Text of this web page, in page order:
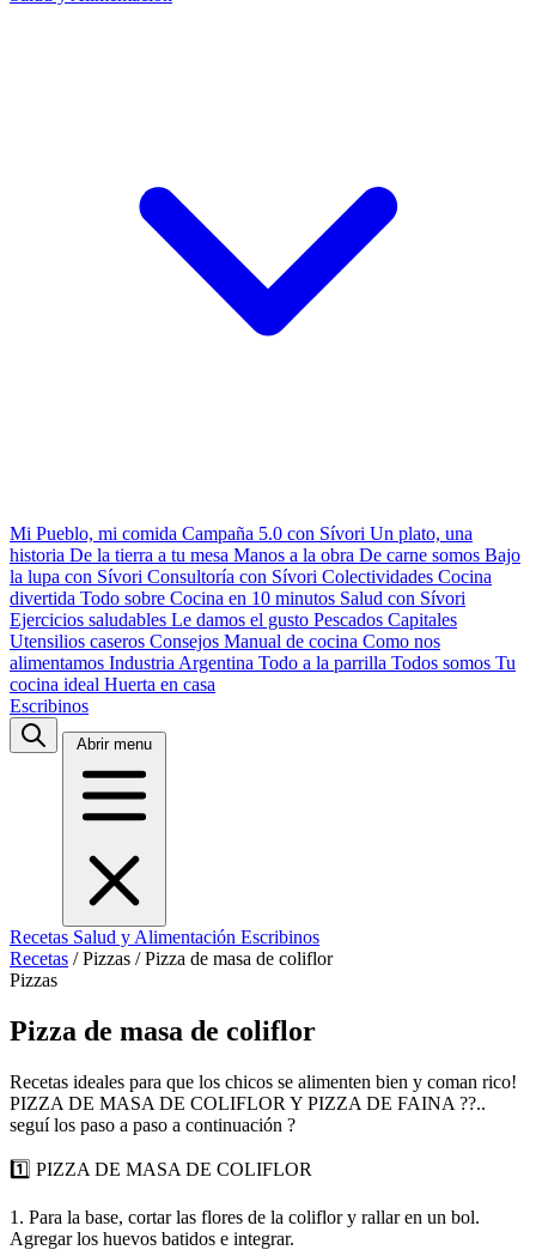
Mi Pueblo, mi comida Campaña 5.0 con Sívori Un plato, una
historia De la tierra a tu mesa Manos a la obra De carne somos Bajo
la lupa con Sívori Consultoría con Sívori Colectividades Cocina
divertida Todo sobre Cocina en 10 minutos Salud con Sívori
Ejercicios saludables Le damos el gusto Pescados Capitales
Utensilios caseros Consejos Manual de cocina Como nos
alimentamos Industria Argentina Todo a la parrilla Todos somos Tu
cocina ideal Huerta en casa
Escribinos
Abrir menu
Recetas Salud y Alimentación Escribinos
Recetas / Pizzas / Pizza de masa de coliflor
Pizzas
Pizza de masa de coliflor
Recetas ideales para que los chicos se alimenten bien y coman rico!
PIZZA DE MASA DE COLIFLOR Y PIZZA DE FAINA ??..
seguí los paso a paso a continuación ?
1️⃣ PIZZA DE MASA DE COLIFLOR
1. Para la base, cortar las flores de la coliflor y rallar en un bol.
Agregar los huevos batidos e integrar.